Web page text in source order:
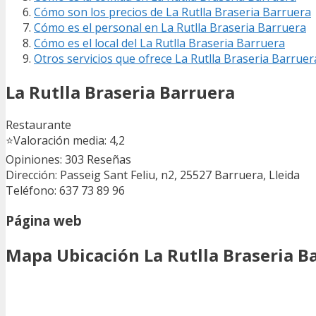
Cómo son los precios de La Rutlla Braseria Barruera
Cómo es el personal en La Rutlla Braseria Barruera
Cómo es el local del La Rutlla Braseria Barruera
Otros servicios que ofrece La Rutlla Braseria
La Rutlla Braseria Barruera
Restaurante
⭐Valoración media: 4,2
Opiniones: 303 Reseñas
Dirección: Passeig Sant Feliu, n2, 25527 Barruera, Lleida
Teléfono: 637 73 89 96
Página web
Mapa Ubicación La Rutlla Braseria